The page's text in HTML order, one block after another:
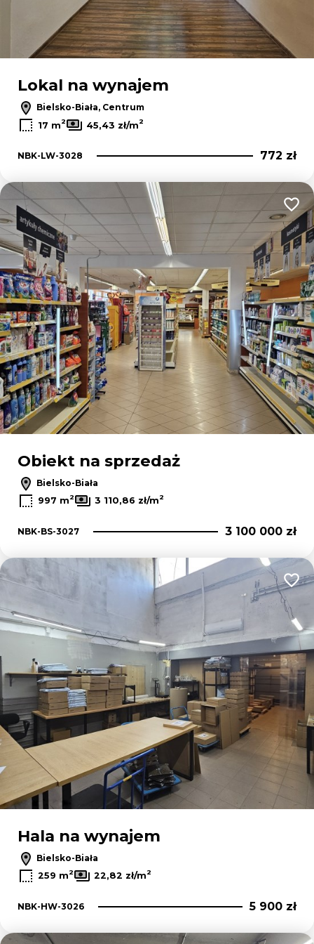
Lokal na wynajem
Bielsko-Biała, Centrum
17 m2 45,43 zł/m2
NBK-LW-3028 772 zł
Obiekt na sprzedaż
Bielsko-Biała
997 m2 3 110,86 zł/m2
NBK-BS-3027 3 100 000 zł
Hala na wynajem
Bielsko-Biała
259 m2 22,82 zł/m2
NBK-HW-3026 5 900 zł